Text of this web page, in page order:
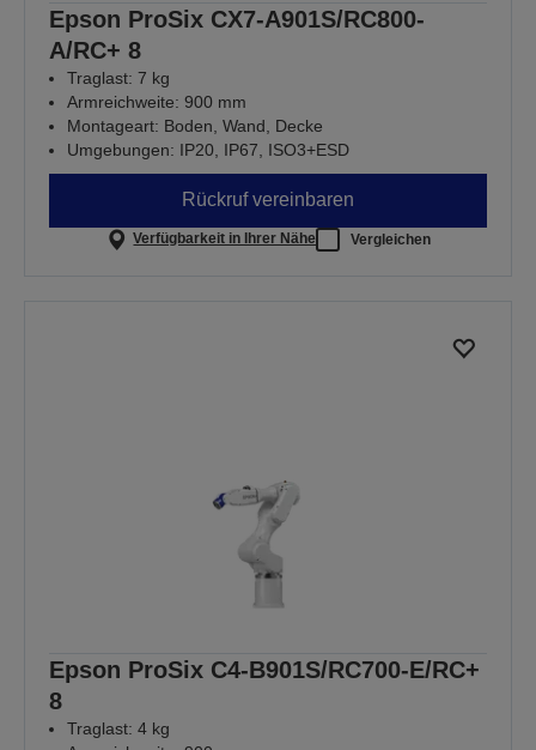
Epson ProSix CX7-A901S/RC800-
A/RC+ 8
Traglast: 7 kg
Armreichweite: 900 mm
Montageart: Boden, Wand, Decke
Umgebungen: IP20, IP67, ISO3+ESD
Rückruf vereinbaren
Verfügbarkeit in Ihrer Nähe Vergleichen
Epson ProSix C4-B901S/RC700-E/RC+
8
Traglast: 4 kg